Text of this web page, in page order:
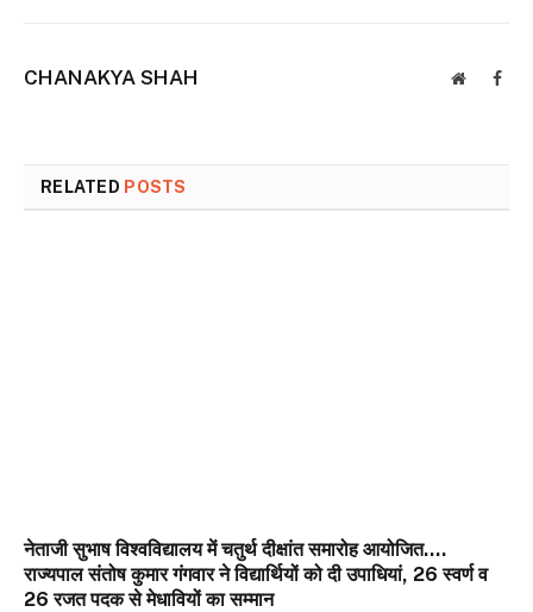
CHANAKYA SHAH Website
RELATED POSTS
नेताजी सुभाष विश्वविद्यालय में चतुर्थ दीक्षांत समारोह आयोजित….
राज्यपाल संतोष कुमार गंगवार ने विद्यार्थियों को दी उपाधियां, 26 स्वर्ण व
26 रजत पदक से मेधावियों का सम्मान